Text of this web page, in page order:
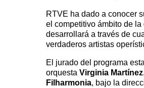
RTVE ha dado a conocer
el competitivo ámbito de
desarrollará a través de
verdaderos artistas
El jurado del programa
orquesta Virginia Martínez
Filharmonia, bajo la